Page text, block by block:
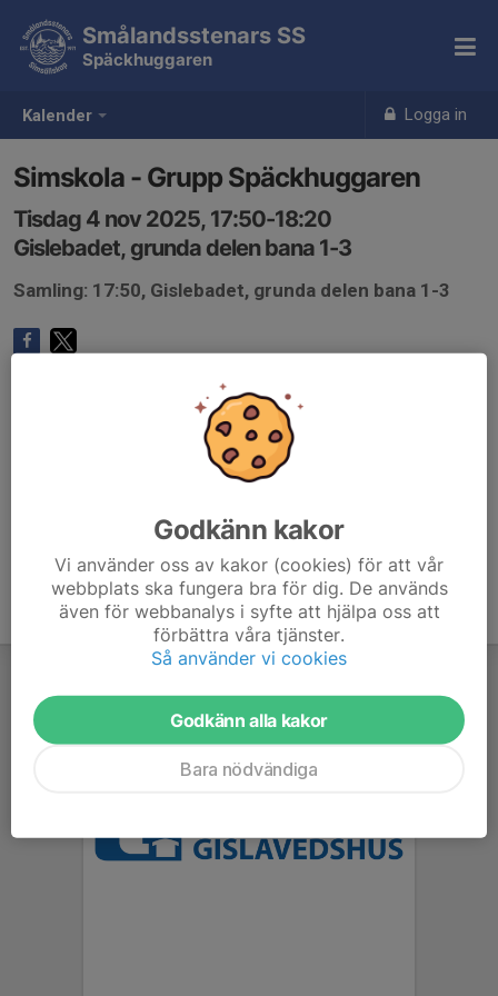
Kalender Logga in
Smålandsstenars SS
Späckhuggaren
Simskola - Grupp Späckhuggaren
Tisdag 4 nov 2025, 17:50-18:20
Gislebadet, grunda delen bana 1-3
Samling: 17:50, Gislebadet, grunda delen bana 1-3
Godkänn kakor
Vi använder oss av kakor (cookies) för att vår
webbplats ska fungera bra för dig. De används
även för webbanalys i syfte att hjälpa oss att
förbättra våra tjänster.
Så använder vi cookies
Godkänn alla kakor
Bara nödvändiga